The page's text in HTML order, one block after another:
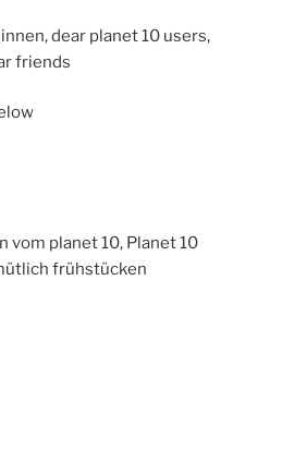
dear planet 10 users,
friends
vom planet 10, Planet 10
frühstücken